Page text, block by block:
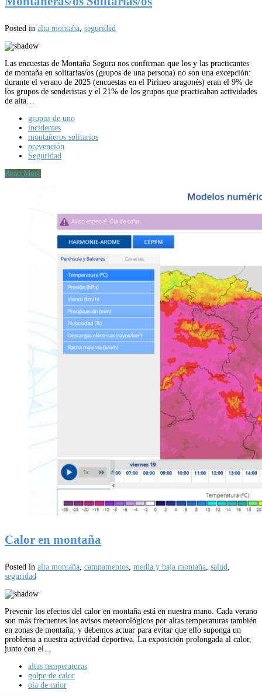
Posted in alta montaña, seguridad
Las encuestas de Montaña Segura nos confirman que los y las practicantes
de montaña en solitarias/os (grupos de una persona) no son una excepción:
durante el verano de 2025 (encuestas en el Pirineo aragonés) eran el 9% de
los grupos de senderistas y el 21% de los grupos que practicaban actividades
de alta…
grupos de uno
incidentes
montañeros solitarios
prevención
Seguridad
Read More
Calor en montaña
Posted in alta montaña campamentos media y baja montaña salud
seguridad
Prevenir los efectos del calor en montaña está en nuestra mano. Cada verano
son más frecuentes los avisos meteorológicos por altas temperaturas también
en zonas de montaña, y debemos actuar para evitar que ello suponga un
problema a nuestra actividad deportiva. La exposición prolongada al calor,
junto con el…
altas temperaturas
golpe de calor
ola de calor